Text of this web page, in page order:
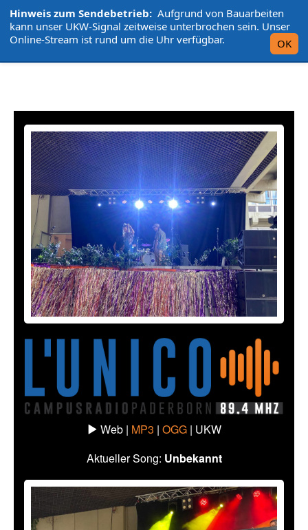
Hinweis zum Sendebetrieb: Aufgrund von Bauarbeiten
kann unser UKW-Signal zeitweise unterbrochen sein. Unser
Online-Stream ist rund um die Uhr verfügbar.
OK
L'UniCo
Web | MP3 | OGG | UKW
Aktueller Song: Unbekannt